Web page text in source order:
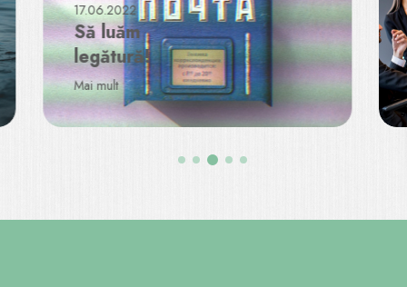
17.06.2022
Să luăm
legătură!
Mai mult